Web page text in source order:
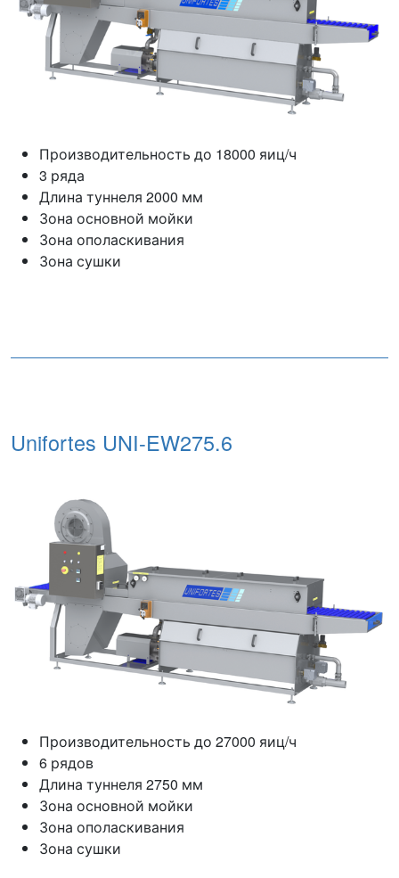
Производительность до 18000 яиц/ч
3 ряда
Длина туннеля 2000 мм
Зона основной мойки
Зона ополаскивания
Зона сушки
Unifortes UNI-EW275.6
Производительность до 27000 яиц/ч
6 рядов
Длина туннеля 2750 мм
Зона основной мойки
Зона ополаскивания
Зона сушки